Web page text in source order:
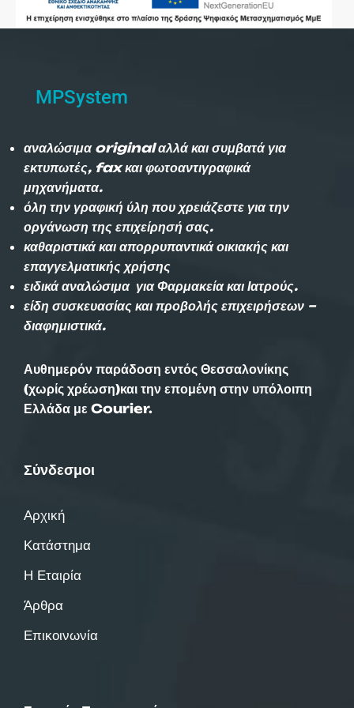
MPSystem
αναλώσιμα original αλλά και συμβατά για
εκτυπωτές, fax και φωτοαντιγραφικά
μηχανήματα.
όλη την γραφική ύλη που χρειάζεστε για την
οργάνωση της επιχείρησή σας.
καθαριστικά και απορρυπαντικά οικιακής και
επαγγελματικής χρήσης
ειδικά αναλώσιμα για Φαρμακεία και Ιατρούς.
είδη συσκευασίας και προβολής επιχειρήσεων –
διαφημιστικά.
Αυθημερόν παράδοση εντός Θεσσαλονίκης
(χωρίς χρέωση)και την επομένη στην υπόλοιπη
Ελλάδα με Courier.
Σύνδεσμοι
Αρχική
Κατάστημα
Η Εταιρία
Άρθρα
Επικοινωνία